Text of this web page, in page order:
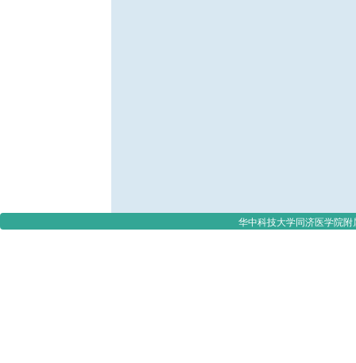
华中科技大学同济医学院